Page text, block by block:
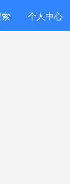
个人中心